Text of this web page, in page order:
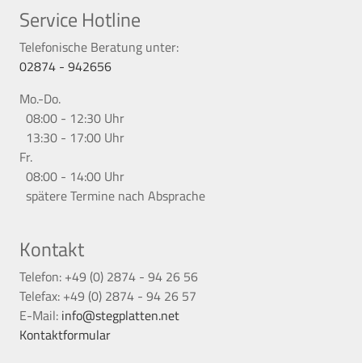
Service Hotline
Telefonische Beratung unter:
02874 - 942656
Mo.-Do.
08:00 - 12:30 Uhr
13:30 - 17:00 Uhr
Fr.
08:00 - 14:00 Uhr
spätere Termine nach Absprache
Kontakt
Telefon: +49 (0) 2874 - 94 26 56
Telefax: +49 (0) 2874 - 94 26 57
E-Mail: info@stegplatten.net
Kontaktformular